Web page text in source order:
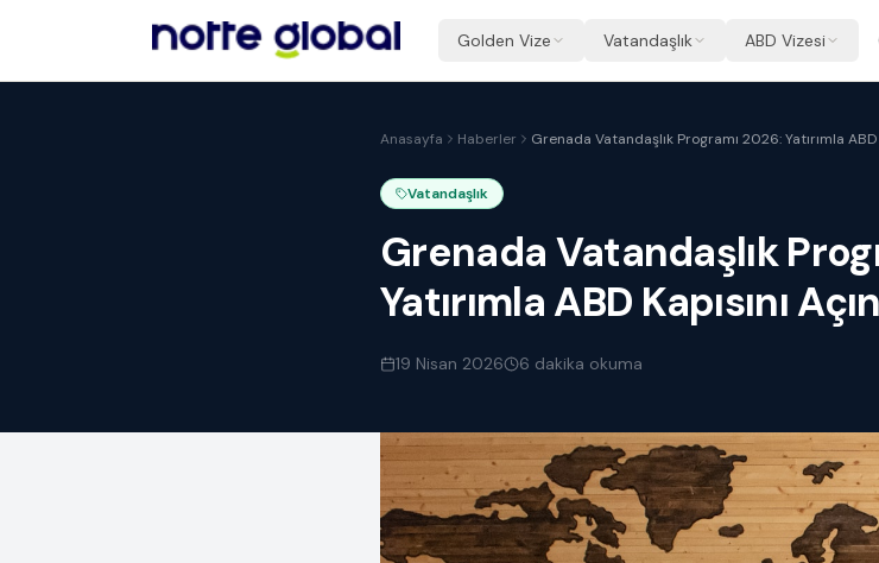
Golden Vize Vatandaşlık ABD Vizesi
Anasayfa Haberler Grenada Vatandaşlık Programı 2026: Yatırımla ABD
Vatandaşlık
Grenada Vatandaşlık
Yatırımla ABD Kapısını Açın
19 Nisan 2026 6 dakika okuma